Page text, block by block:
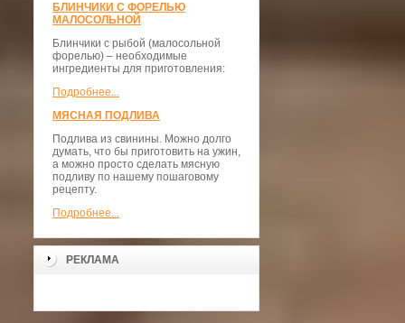
БЛИНЧИКИ С ФОРЕЛЬЮ
МАЛОСОЛЬНОЙ
Блинчики с рыбой (малосольной
форелью) – необходимые
ингредиенты для приготовления:
Подробнее...
МЯСНАЯ ПОДЛИВА
Подлива из свинины. Можно долго
думать, что бы приготовить на ужин,
а можно просто сделать мясную
подливу по нашему пошаговому
рецепту.
Подробнее...
РЕКЛАМА